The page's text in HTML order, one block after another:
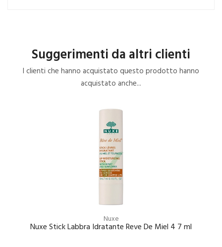
Suggerimenti da altri clienti
I clienti che hanno acquistato questo prodotto hanno
acquistato anche...
Nuxe
Nuxe Stick Labbra Idratante Reve De Miel 4 7 ml